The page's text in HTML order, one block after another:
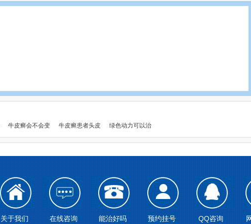
牛皮癣会不会变 牛皮癣患者头皮 绿色动力可以治
关于我们 在线咨询 能治好吗 预约挂号 QQ咨询